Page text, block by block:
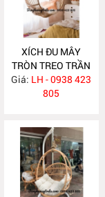
XÍCH ĐU MÂY
TRÒN TREO TRẦN
NHÀ MA313
Giá: LH - 0938 423
805